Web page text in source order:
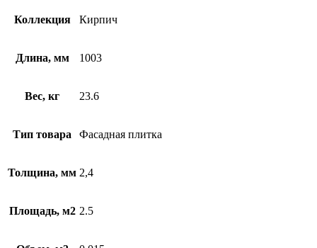
Коллекция Кирпич
Длина, мм 1003
Вес, кг 23.6
Тип товара Фасадная плитка
Толщина, мм 2,4
Площадь, м2 2.5